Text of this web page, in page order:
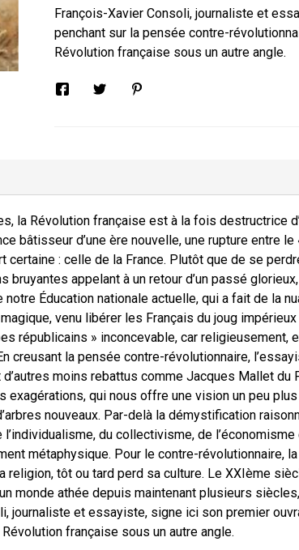
François-Xavier Consoli, journaliste et
penchant sur la pensée contre-
Révolution française sous un autre angle.
la Révolution française est à la fois destructrice
bâtisseur d’une ère nouvelle, une rupture entre
certaine : celle de la France. Plutôt que de se
bruyantes appelant à un retour d’un passé
Éducation nationale actuelle, qui a fait de la
venu libérer les Français du joug
républicains » inconcevable, car religieusement,
creusant la pensée contre-révolutionnaire,
moins rebattus comme Jacques Mallet du
qui nous offre une vision un peu
nouveaux. Par-delà la démystification
du collectivisme, de l’économisme
métaphysique. Pour le contre-révolutionnaire,
tôt ou tard perd sa culture. Le XXIème
monde athée depuis maintenant plusieurs
journaliste et essayiste, signe ici son premier
française sous un autre angle.